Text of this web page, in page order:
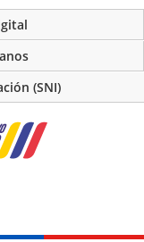
(SNI)